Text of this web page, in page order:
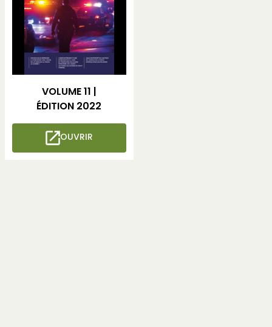
VOLUME 11 |
ÉDITION 2022
OUVRIR